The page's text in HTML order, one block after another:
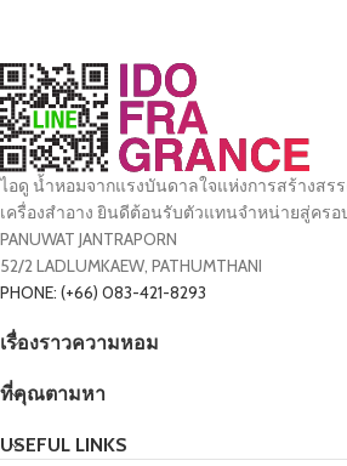
ไอดู น้ำหอมจากแรงบันดาลใจแห่งการสร้างสร
เครื่องสำอาง ยินดีต้อนรับตัวแทนจำหน่ายสู่ครอ
PANUWAT JANTRAPORN
52/2 LADLUMKAEW, PATHUMTHANI
PHONE: (+66) 083-421-8293
เรื่องราวความหอม
ที่คุณตามหา
USEFUL LINKS